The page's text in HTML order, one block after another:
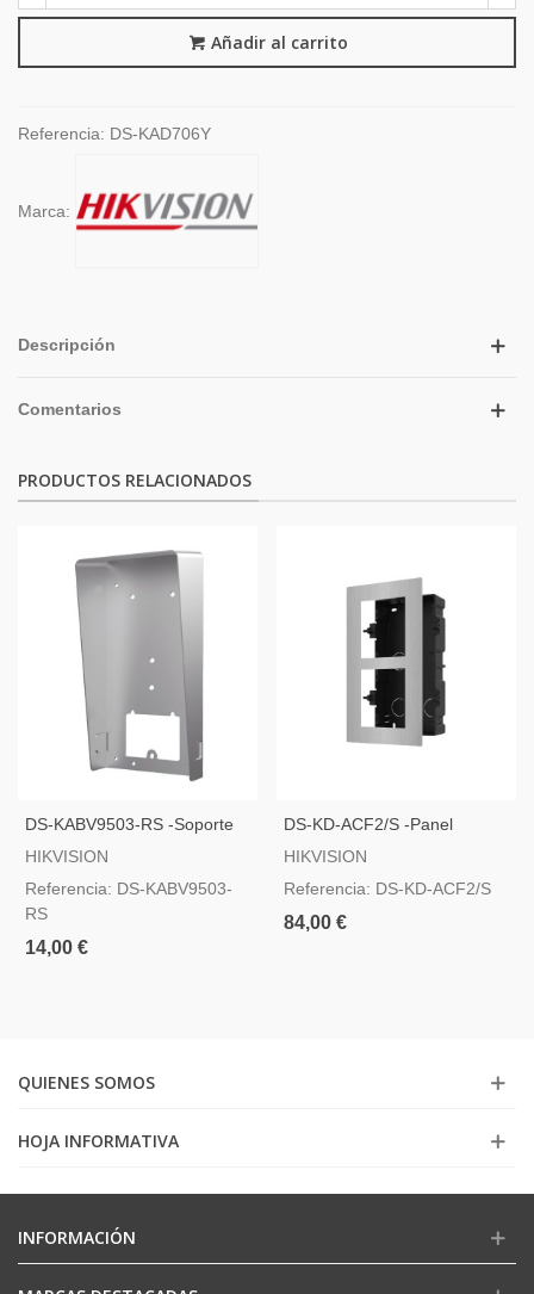
Añadir al carrito
Referencia: DS-KAD706Y
Marca:
Descripción
Comentarios
PRODUCTOS RELACIONADOS
DS-KABV9503-RS -Soporte
De Superficie Con Visera
HIKVISION
Referencia: DS-KABV9503-
RS
14,00 €
DS-KD-ACF2/S -Panel
Frontal Y Caja De Registro
HIKVISION
Referencia: DS-KD-ACF2/S
84,00 €
QUIENES SOMOS
HOJA INFORMATIVA
INFORMACIÓN